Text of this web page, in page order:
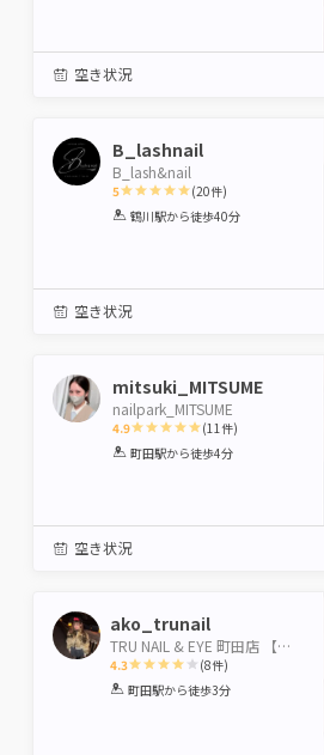
空き状況
B_lashnail
B_lash&nail
5
1 2 3 4 5
(20件)
鶴川駅から徒歩40分
空き状況
mitsuki_MITSUME
nailpark_MITSUME
4.9
1 2 3 4 5
(11 件)
町田駅から徒歩4分
空き状況
ako_trunail
TRU NAIL & EYE 町田店 【トゥルーネイル＆アイ】
4.3
1 2 3 4 5
(8件)
町田駅から徒歩3分